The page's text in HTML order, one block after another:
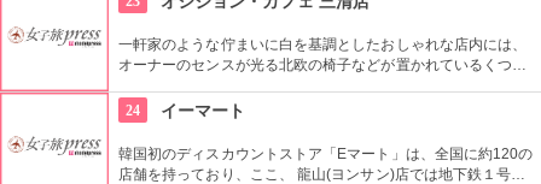
家にお邪魔しているような雰囲気もGood。
一軒家のような佇まいに白を基調としたおしゃれな店内には、
オーナーのセンスが光る北欧の椅子などが置かれているくつろ
り、ラテアートを楽しめるコーヒーメニューも充実。旅行の合
間にほっと一息つける場所です。
24 イーマート
韓国初のディスカウントストア「Eマート」は、全国に約120の
店舗を持っており、ここ、 龍山(ヨンサン)店では地下鉄１号線･